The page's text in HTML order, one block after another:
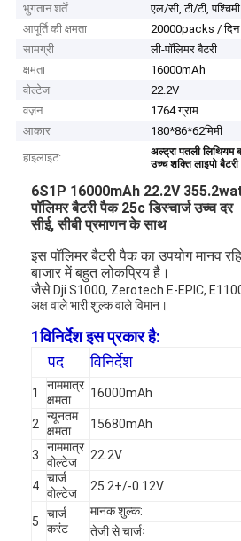
भुगतान शर्तें
एल/सी, टी/टी,
आपूर्ति की क्षमता
20000packs / दिन
सामग्री
ली-पॉलिमर बैटरी
क्षमता
16000mAh
वोल्टेज
22.2V
वज़न
1764 ग्राम
आकार
180*86*62मिमी
हाइलाइट:
अल्ट्रा पतली लिथियम
उच्च शक्ति लाइपो बैटरी
6S1P 16000mAh 22.2V
पॉलिमर बैटरी पैक 25c डिस्चार्ज उच्च दर
सीई, सीबी प्रमाणन के साथ
इस पॉलिमर बैटरी पैक का उपयोग मानव
बाजार में बहुत लोकप्रिय है।
जैसे Dji S1000, Zerotech E-EPIC,
अक्ष वाले भारी शुल्क वाले विमान।
1विनिर्देश इस प्रकार है:
पद
विनिर्देश
1
नाममात्र
क्षमता
16000mAh
2
न्यूनतम
क्षमता
15680mAh
3
नाममात्र
वोल्टेज
22.2V
4
चार्ज
वोल्टेज
25.2+/-0.12V
5
चार्ज
करंट
मानक शुल्क:
तेजी से चार्जः